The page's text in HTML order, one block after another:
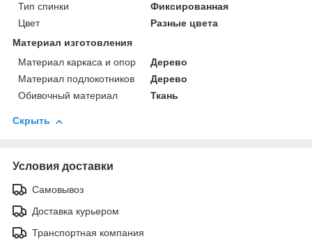
Тип спинки
Фиксированная
Цвет
Разные цвета
Материал изготовления
Материал каркаса и опор
Дерево
Материал подлокотников
Дерево
Обивочный материал
Ткань
Скрыть
Условия доставки
Самовывоз
Доставка курьером
Транспортная компания